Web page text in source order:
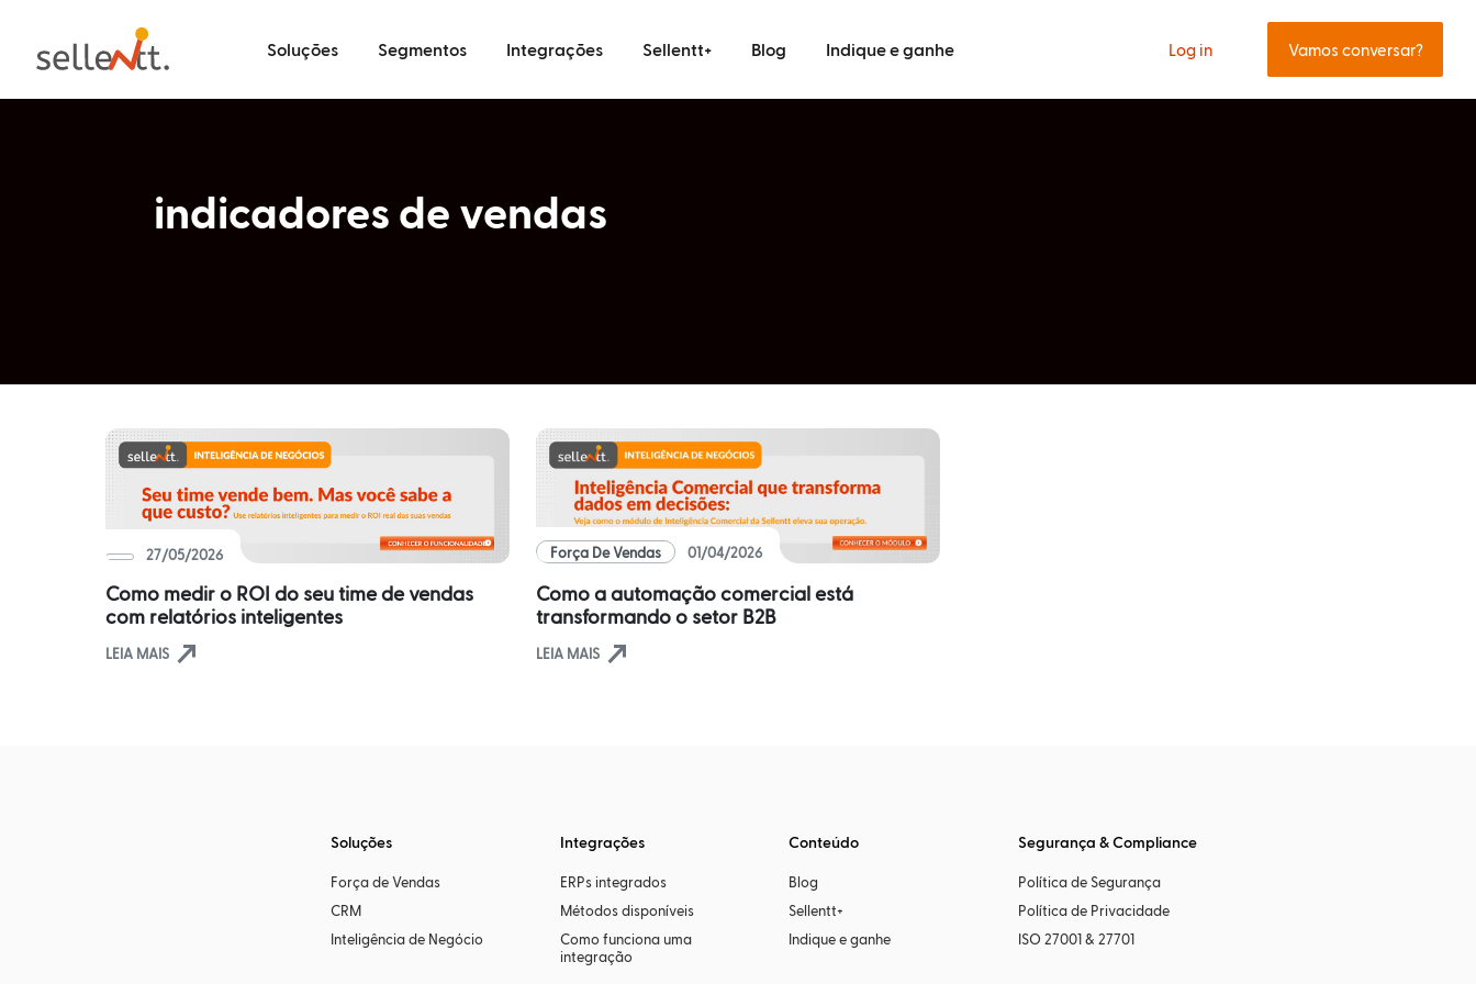
Soluções Segmentos Integrações Sellentt+ Blog Indique e ganhe Log in Vamos conversar?
indicadores de vendas
27/05/2026
Como medir o ROI do seu time de vendas
com relatórios inteligentes
LEIA MAIS north_east
Força De Vendas 01/04/2026
Como a automação comercial está
transformando o setor B2B
LEIA MAIS north_east
Soluções
Força de Vendas
CRM
Inteligência de Negócio
Integrações
ERPs integrados
Métodos disponíveis
Como funciona uma
integração
Conteúdo
Blog
Sellentt+
Indique e ganhe
Segurança & Compliance
Política de Segurança
Política de Privacidade
ISO 27001 & 27701